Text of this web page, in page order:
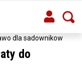
dla sadownikow
do